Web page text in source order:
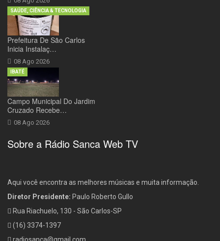
Prefeitura De São Carlos
Inicia Instalaç…
08 Ago 2026
SAÚDE, CIÊNCIA & TECNOLOGIA
Campo Municipal Do Jardim
Cruzado Recebe…
08 Ago 2026
IBATÉ
Sobre a Rádio Sanca Web TV
Aqui você encontra as melhores músicas e muita informação.
Diretor Presidente: Paulo Roberto Gullo
Rua Riachuelo, 130 - São Carlos-SP
(16) 3374-1397